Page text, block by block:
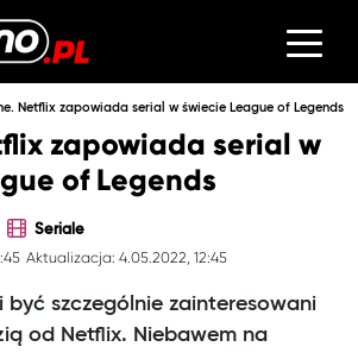
Netflix zapowiada serial w świecie League of Legends
zapowiada serial w
of Legends
Seriale
Aktualizacja: 4.05.2022, 12:45
być szczególnie zainteresowani
od Netflix. Niebawem na